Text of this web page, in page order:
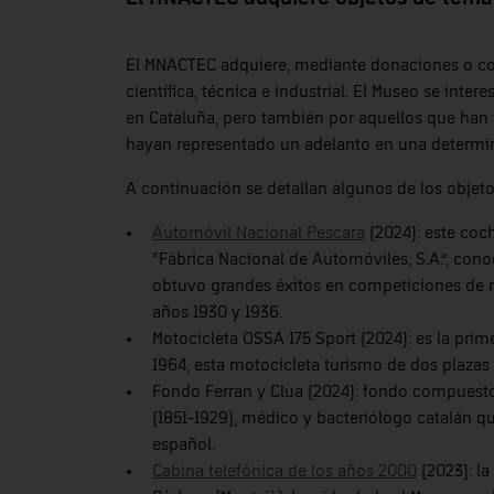
El MNACTEC adquiere, mediante donaciones o
científica, técnica e industrial. El Museo se
en Cataluña, pero también por aquellos que
hayan representado un adelanto en una
A continuación se detallan algunos de los
Automóvil Nacional Pescara (2024): este
“Fábrica Nacional de Automóviles, S.A.”,
obtuvo grandes éxitos en competiciones de
años 1930 y 1936.
Motocicleta OSSA 175 Sport (2024): es la
1964, esta motocicleta turismo de dos
Fondo Ferran y Clua (2024): fondo
(1851-1929), médico y bacteriólogo catalán
español.
Cabina telefónica de los años 2000 [2023]: